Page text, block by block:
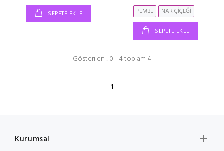
SEPETE EKLE
PEMBE
NAR ÇİÇEĞİ
SEPETE EKLE
Gösterilen : 0 - 4 toplam 4
1
Kurumsal